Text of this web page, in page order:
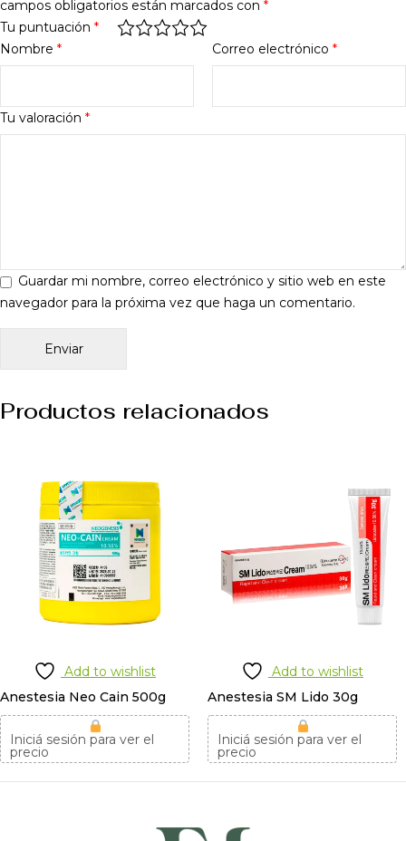
campos obligatorios están marcados con *
Tu puntuación *
Tu valoración *
Nombre * Correo electrónico *
Guardar mi nombre, correo electrónico y sitio web en este
navegador para la próxima vez que haga un comentario.
Productos relacionados
Add to wishlist
Anestesia Neo Cain 500g
Iniciá sesión para ver el
precio
Add to wishlist
Anestesia SM Lido 30g
Iniciá sesión para ver el
precio